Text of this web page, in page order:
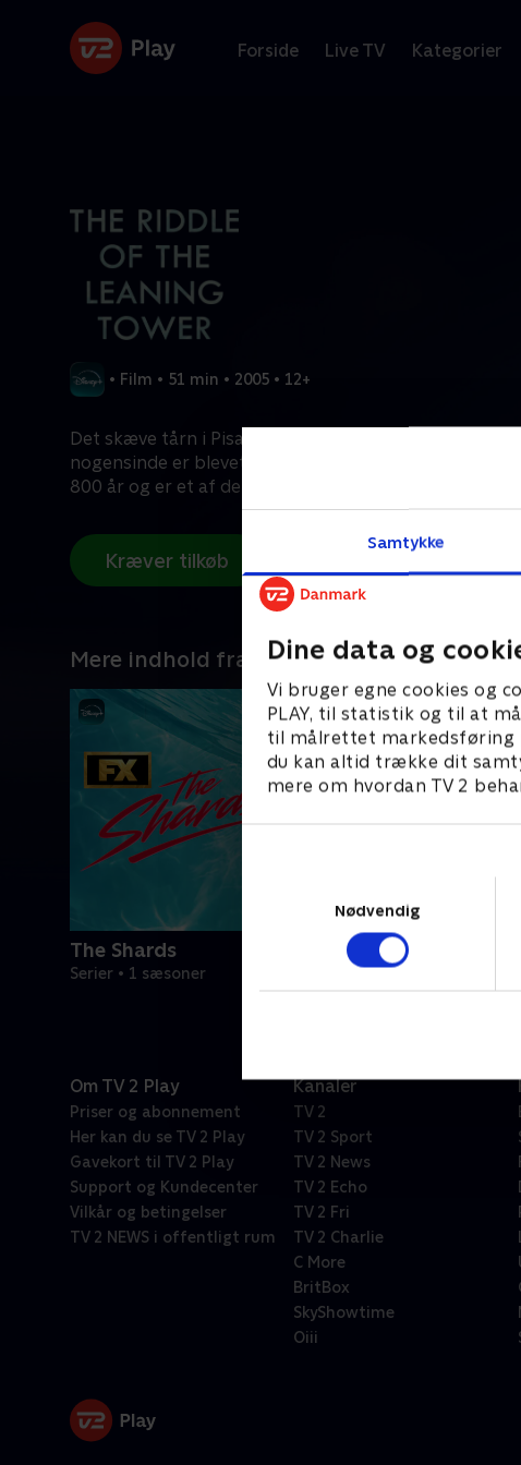
Samtykke
Dine data og
Vi bruger egne cookies og
PLAY, til statistik og til at
til målrettet markedsføring
du kan altid trække dit
mere om hvordan TV 2
Nødvendig
Forside Live TV Kategorier
• Film • 51 min • 2005 • 12+
Det skæve tårn i Pisa er en af de mest berømte
nogensinde er blevet bygget. Det har været elsket og
800 år og er et af de mest besøgte steder på jorden.
Kræver tilkøb
Mere indhold fra Disney+
The Shards
Serier • 1 sæsoner
Om TV 2 Play
Priser og abonnement
Her kan du se TV 2 Play
Gavekort til TV 2 Play
Support og Kundecenter
Vilkår og betingelser
TV 2 NEWS i offentligt rum
Kanaler
TV 2
TV 2 Sport
TV 2 News
TV 2 Echo
TV 2 Fri
TV 2 Charlie
C More
BritBox
SkyShowtime
Oiii